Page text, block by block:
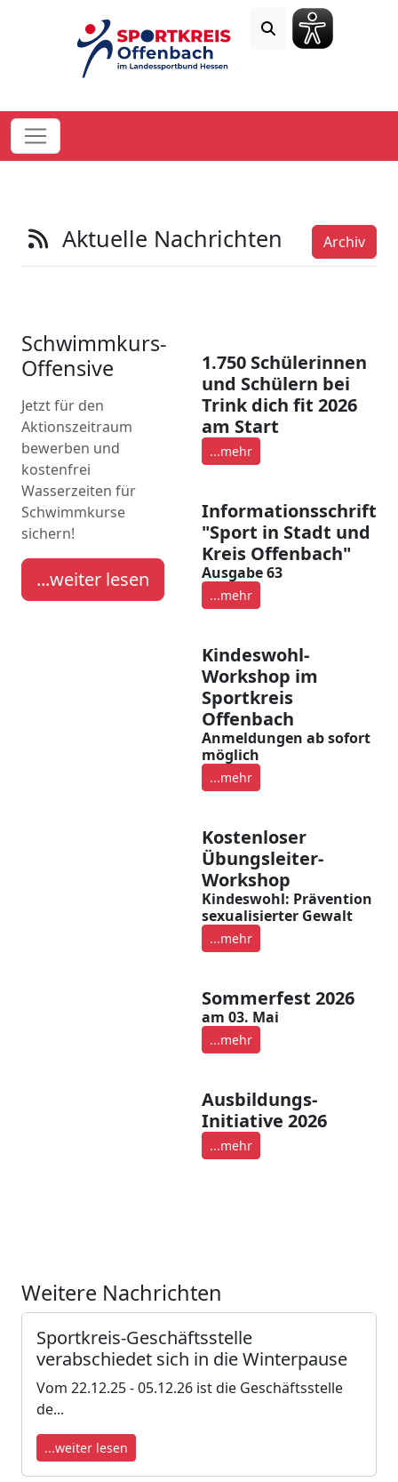
Archiv
Aktuelle Nachrichten
Schwimmkurs-
Offensive
Jetzt für den
Aktionszeitraum
bewerben und
kostenfrei
Wasserzeiten für
Schwimmkurse
sichern!
...weiter lesen
1.750 Schülerinnen
und Schülern bei
Trink dich fit 2026
am Start
...mehr
Informationsschrift
"Sport in Stadt und
Kreis Offenbach"
Ausgabe 63
...mehr
Kindeswohl-
Workshop im
Sportkreis
Offenbach
Anmeldungen ab sofort
möglich
...mehr
Kostenloser
Übungsleiter-
Workshop
Kindeswohl: Prävention
sexualisierter Gewalt
...mehr
Sommerfest 2026
am 03. Mai
...mehr
Ausbildungs-
Initiative 2026
...mehr
Weitere Nachrichten
Sportkreis-Geschäftsstelle
verabschiedet sich in die Winterpause
Vom 22.12.25 - 05.12.26 ist die Geschäftsstelle
de...
...weiter lesen